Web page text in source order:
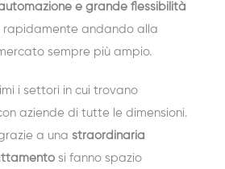
e grande flessibilità
rapidamente andando alla
sempre più ampio.
i settori in cui trovano
aziende di tutte le dimensioni.
a una straordinaria
si fanno spazio